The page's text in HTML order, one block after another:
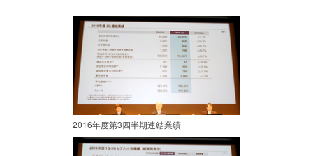
2016年度第3四半期連結業績